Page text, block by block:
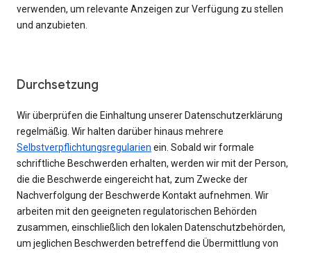
verwenden, um relevante Anzeigen zur Verfügung zu stellen
und anzubieten.
Durchsetzung
Wir überprüfen die Einhaltung unserer Datenschutzerklärung
regelmäßig. Wir halten darüber hinaus mehrere
Selbstverpflichtungsregularien ein. Sobald wir formale
schriftliche Beschwerden erhalten, werden wir mit der Person,
die die Beschwerde eingereicht hat, zum Zwecke der
Nachverfolgung der Beschwerde Kontakt aufnehmen. Wir
arbeiten mit den geeigneten regulatorischen Behörden
zusammen, einschließlich den lokalen Datenschutzbehörden,
um jeglichen Beschwerden betreffend die Übermittlung von